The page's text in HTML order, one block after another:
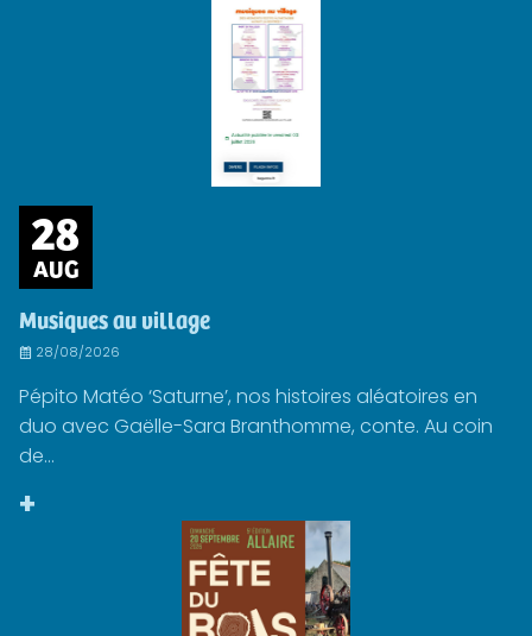
28
AUG
Musiques au village
28/08/2026
Pépito Matéo ‘Saturne’, nos histoires aléatoires en
duo avec Gaëlle-Sara Branthomme, conte. Au coin
de...
+